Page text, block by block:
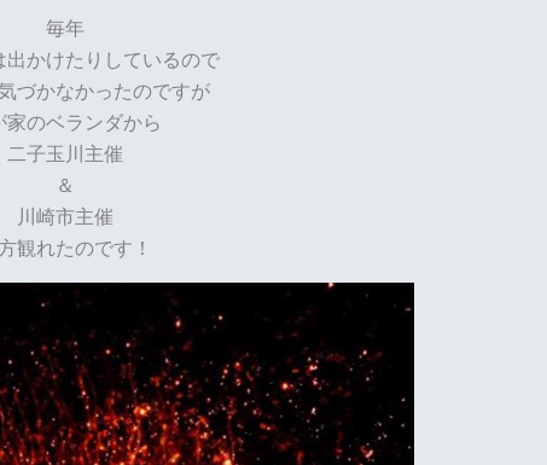
毎年
出かけたりしているので
づかなかったのですが
家のベランダから
二子玉川主催
＆
川崎市主催
観れたのです！